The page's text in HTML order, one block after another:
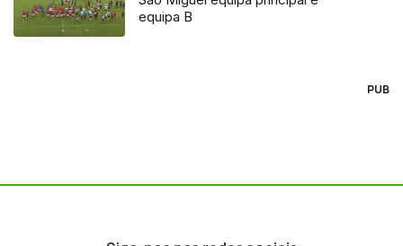
equipa B
PUB